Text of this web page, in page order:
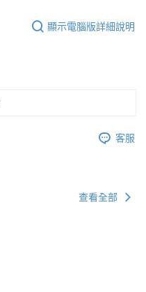
顯示電腦版詳細說明
客服
查看全部